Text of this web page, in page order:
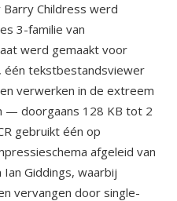
Childress werd
3-familie van
werd gemaakt voor
één tekstbestandsviewer
verwerken in de extreem
— doorgaans 128 KB tot 2
gebruikt één op
afgeleid van
Giddings, waarbij
vervangen door single-